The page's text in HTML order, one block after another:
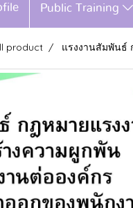
Public Training
product แรงงานสัมพันธ์